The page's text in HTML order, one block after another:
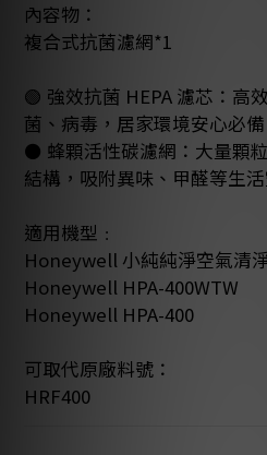
內容物：
複合式抗菌濾網*1
🟢 強效抗菌 HEPA 濾芯：高
菌、病毒，居家環境安心必備
⚫️ 蜂顆活性碳濾網：大量顆
結構，吸附異味、甲醛等生
適用機型﹕
Honeywell 小純純淨空氣清
Honeywell HPA-400WTW
Honeywell HPA-400
可取代原廠料號：
HRF400